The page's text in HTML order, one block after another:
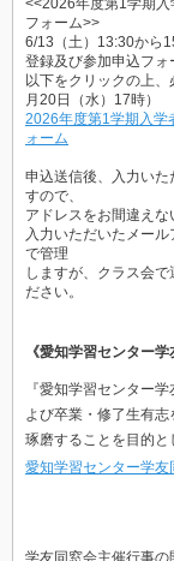
フォーム>>
6/13（土）13:30から
登録及び参加申込フォ
以下をクリックの上
月20日（水）17時）
2026年度第1学期入学
ォーム
申込送信後、入力いた
すので、
アドレスをお間違えな
入力いただいたメー
で管理
しますが、クラス会
ださい。
《愛知学習センター学
『愛知学習センター
よび卒業・修了生有
琢磨することを目的と
愛知学習センター学友
学友同窓会主催行事の